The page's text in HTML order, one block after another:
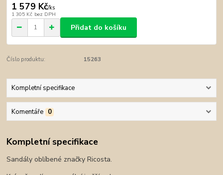
1 579 Kč/ks
1 305 Kč bez DPH
Přidat do košíku
Číslo produktu: 15263
Kompletní specifikace
Komentáře 0
Kompletní specifikace
Sandály oblíbené značky Ricosta.